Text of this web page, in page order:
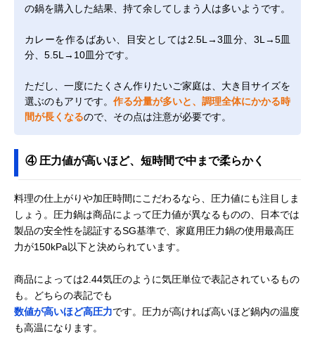
の鍋を購入した結果、持て余してしまう人は多いようです。
カレーを作るばあい、目安としては2.5L→3皿分、3L→5皿
分、5.5L→10皿分です。
ただし、一度にたくさん作りたいご家庭は、大き目サイズを
選ぶのもアリです。 作る分量が多いと、調理全体にかかる時
間が長くなるので、その点は注意が必要です。
④ 圧力値が高いほど、短時間で中まで柔らかく
料理の仕上がりや加圧時間にこだわるなら、圧力値にも注目しま
しょう。圧力鍋は商品によって圧力値が異なるものの、日本では
製品の安全性を認証するSG基準で、家庭用圧力鍋の使用最高圧
力が150kPa以下と決められています。
商品によっては2.44気圧のように気圧単位で表記されているもの
も。どちらの表記でも
数値が高いほど高圧力です。圧力が高ければ高いほど鍋内の温度
も高温になります。